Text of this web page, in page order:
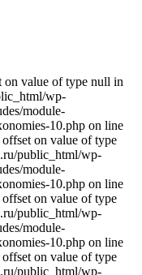
on value of type null in
wp-
module-
10.php on line
on value of type
public_html/wp-
module-
10.php on line
on value of type
public_html/wp-
module-
10.php on line
on value of type
public_html/wp-